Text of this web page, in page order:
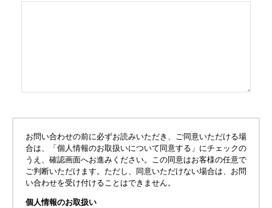
お問い合わせの前に必ずお読みいただき、ご同意いただける場
合は、「個人情報のお取扱いについて同意する」にチェックの
うえ、確認画面へお進みください。この同意はお客様の任意で
ご判断いただけます。ただし、同意いただけない場合は、お問
い合わせを受け付けることはできません。
個人情報のお取扱い